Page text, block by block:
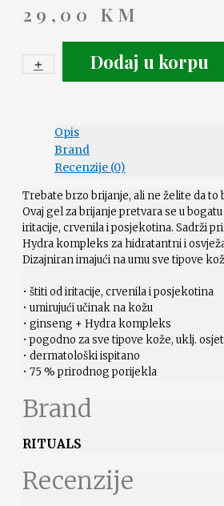
29,00 KM
-
+ Dodaj u korpu
Opis
Brand
Recenzije (0)
Trebate brzo brijanje, ali ne želite da to
Ovaj gel za brijanje pretvara se u
iritacije, crvenila i posjekotina. Sadrži
Hydra kompleks za hidratantni i
Dizajniran imajući na umu sve tipove
• štiti od iritacije, crvenila i posjekotina
• umirujući učinak na kožu
• ginseng + Hydra kompleks
• pogodno za sve tipove kože, uklj.
• dermatološki ispitano
• 75 % prirodnog porijekla
Brand
RITUALS
Recenzije